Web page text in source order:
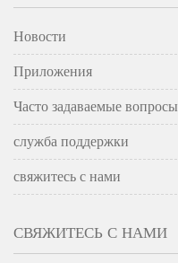
Новости
Приложения
Часто задаваемые вопросы
служба поддержки
свяжитесь с нами
СВЯЖИТЕСЬ С НАМИ